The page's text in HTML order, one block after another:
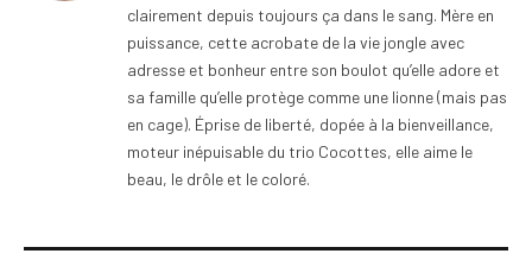
clairement depuis toujours ça dans le sang. Mère en
puissance, cette acrobate de la vie jongle avec
adresse et bonheur entre son boulot qu’elle adore et
sa famille qu’elle protège comme une lionne (mais pas
en cage). Éprise de liberté, dopée à la bienveillance,
moteur inépuisable du trio Cocottes, elle aime le
beau, le drôle et le coloré.